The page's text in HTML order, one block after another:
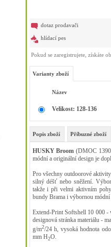
dotaz prodavači
hlídací pes
Pokud se zaregistrujete, získáte
Varianty zboží
Název
Velikost: 128-136
Popis zboží Příbuzné zboží
HUSKY Broom(DMOC
módní a originální design je
Pro všechny outdoorové
silný déšť nebo sněžení.
takže i při velmi aktivním
bundy Brama i výbornou módní
Extend-Print Softshell 10 000 -
designová stránka materiálu -
g/m2/24 h, vysoká hodnota
mm H2O.